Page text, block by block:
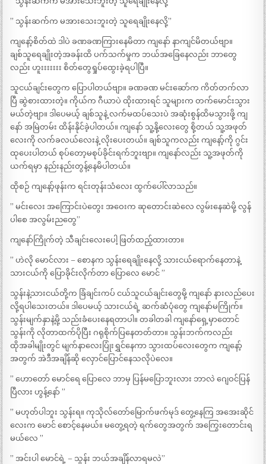
” သွန်းဆက်က မအားသေးဘူးတဲ့ သူရေချိုးနေလို့”
ကျနော့်စိတ်ထဲ ဒါပဲ ခဏခဏကြားနေမိတာ ကျနော် နာကျင်မိတယ်ဗျာ။
ချစ်သူရေချိုးတဲ့အခန်းထိ ပက်သက်မှုက ဘယ်အခြေနေလည်း ဘာတွေ
လည်း ဟူးးးးးးး စိတ်တွေရှုပ်ထွေးခဲ့ရပါပြီ။
သူငယ်ချင်းတွေက ပြောပါတယ်ဗျာ။ ခဏခဏ မင်းဆော်က ကိတ်တက်လာ
ပြီ ဆွဲစားထားတဲ့။ ကိုယ်က ဂီယာပဲ ထိုးထားရင် သူများက တက်မောင်းသွား
မယ်တဲ့ဗျာ။ ဒါပေမယ့် ချစ်သူနဲ့ လက်မထပ်သေးပဲ အဆုံးစွန်ထိမသွားဖို့ ကျ
နော် အမြဲတမ်း ထိန်းနိုင်ခဲ့ပါတယ်။ ကျနော် သူ့နို့လေးတွေ စို့တယ် သူ့အဖုတ်
လေးကို လက်ခလယ်လေးနဲ့ လိုးပေးတယ်။ ချစ်သူကလည်း ကျနော့်ကို ဂွင်း
ထုပေးပါတယ် စုပ်တော့မစုပ်ခိုင်းရက်ဘူးဗျာ။ ကျနော်လည်း သူ့အဖုတ်ကို
ယက်ရမှာ နည်းနည်းတွန့်နေမိပါတယ်။
ထိုစဉ် ကျနော့်ဖုန်းက ရင်းတုန်းသံလေး ထွက်ပေါ်လာသည်။
” မင်းလေး အကြောင်းပဲတွေး အဝေးက ဆုတောင်းဆဲလေ လွမ်းနေဆဲမို့ လွန်
ပါစေ အလွမ်းညတွေ”
ကျနော်ကြိုက်တဲ့ သီချင်းလေးပေါ့ ဖြတ်ထည့်ထားတာ။
” ဟဲလို မောင်လား – စောနက သွန်းရေချိုးနေလို့ သားငယ်ရောက်နေတာနဲ့
သားငယ်ကို ပြောခိုင်းလိုက်တာ ပြောလေ မောင် ”
သွန်းနဲ့သားငယ်တို့က ခြံချင်းကပ် ငယ်သူငယ်ချင်းတွေမို့ ကျနော် နားလည်ပေး
လို့ရပါသေးတယ်။ ဒါပေမယ့် သားငယ်ရဲ့ ဆက်ဆံပုံတွေ ကျနော်မကြိုက်။
သွန်းမျက်နှာနဲ့မို့ သည်းခံပေးနေရတာပါ။ တခါတခါ ကျနော်ရှေ့မှာတောင်
သွန်းကို လိုတာထက်ပိုပြီး ဂရုစိုက်ပြနေတတ်တာ။ သွန်းဘက်ကလည်း
ထိုအခါမျိုးတွင် မျက်နာလေးပြုံးရွှင်နေကာ သွားထပ်လေးတွေက ကျနော့်
အတွက် အဲဒီအချိန်ဆို လှောင်ပြောင်နေသလိုပဲလေ။
” ဟောတော် မောင်ရေ ပြောလေ ဘာမှ ပြန်မပြောဘူးလား ဘာလဲ ဂျေဝင်ပြန်
ပြီလား ဟွန့်နော် ”
” မဟုတ်ပါဘူး သွန်းရ။ ကုသိုလ်တော်မြောက်ဖက်မုဒ် တွေ့နေကြ အအေးဆိုင်
လေးက မောင် စောင့်နေမယ်။ မတွေ့ရတဲ့ ရက်တွေအတွက် အကြွေးတောင်းရ
မယ်လေ ”
” အင်းပါ မောင်ရဲ့ – သွန်း ဘယ်အချိန်လာရမလဲ”